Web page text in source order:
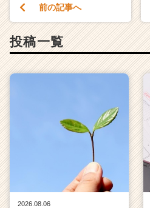
前の記事へ
投稿一覧
2026.08.06